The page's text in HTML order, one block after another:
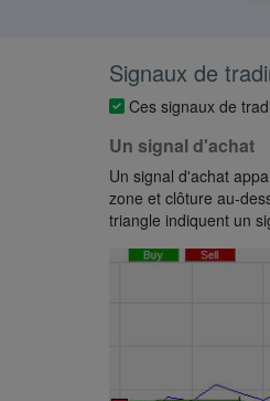
Signaux de
Ces signaux de
Un signal d'achat
Un signal d'achat
zone et clôture au-
triangle indiquent un